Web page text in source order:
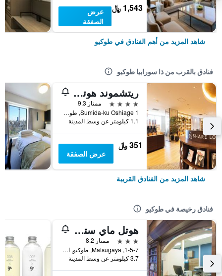
1,543 ﷼
عرض
الصفقة
شاهد المزيد من أهم الفنادق في طوكيو
فنادق بالقرب من ذا سورابيا طوكيو
ريتشموند هوتل بريمير طوكيو سكولي
4 نجوم
ممتاز 9.3
Sumida-ku Oshiage 1, طوكيو, اليابان
1.1 كيلومتر عن وسط المدينة
351 ﷼
عرض الصفقة
شاهد المزيد من الفنادق القريبة
فنادق رخيصة في طوكيو
هوتل ماي ستايز أوينو إناريتشو
3 نجوم
ممتاز 8.2
1-5-7, Matsugaya, طوكيو, اليابان
3.7 كيلومتر عن وسط المدينة